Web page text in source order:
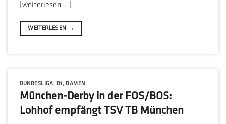
[weiterlesen …]
WEITERLESEN →
BUNDESLIGA, D1 , DAMEN
München-Derby in der FOS/BOS:
Lohhof empfängt TSV TB München